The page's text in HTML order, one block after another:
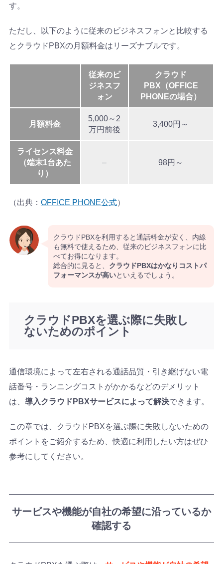
す。
ただし、以下のように従来のビジネスフォンと比較する
とクラウドPBXの月額料金はリーズナブルです。
従来のビ
ジネスフ
ォン
クラウド
PBX（OFFICE
PHONEの場合）
月額料金
5,000～2
万円前後
3,400円～
ライセンス料金
（端末1台あた
り）
– 98円～
（出典： OFFICE PHONE公式）
クラウドPBXを利用すると通話料金が安く、内線
も無料で使えるため、従来のビジネスフォンに比
べてお得になります。
総合的に見ると、 クラウドPBXはかなりコストパ
フォーマンスが高いといえるでしょう。
クラウドPBXを選ぶ際に失敗し
ないためのポイント
通信環境によって左右される通話品質・引き継げない電
話番号・ランニングコストがかかるなどのデメリット
は、 導入クラウドPBXサービスによって解決できます。
この章では、クラウドPBXを選ぶ際に失敗しないための
ポイントをご紹介するため、快適に利用したい方はぜひ
参考にしてください。
サービスや機能が自社の希望に沿っているか
確認する